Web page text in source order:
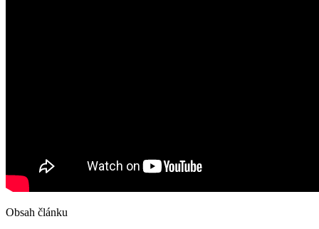
Obsah článku